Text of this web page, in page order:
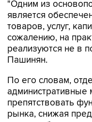
товаров, услуг,
сожалению, на
реализуются не в
Пашинян.
По его словам,
препятствовать
рынка, снижая
ведения бизнеса и
интеграционных